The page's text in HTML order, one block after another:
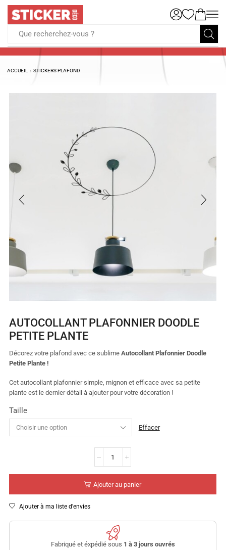
Que recherchez-vous ?
ACCUEIL STICKERS PLAFOND
AUTOCOLLANT PLAFONNIER DOODLE
PETITE PLANTE
Décorez votre plafond avec ce sublime Autocollant Plafonnier Doodle
Petite Plante !
Cet autocollant plafonnier simple, mignon et efficace avec sa petite
plante est le dernier détail à ajouter pour votre décoration !
Taille
Effacer
Ajouter au panier
Ajouter à ma liste d'envies
Fabriqué et éxpédié sous 1 à 3 jours ouvrés